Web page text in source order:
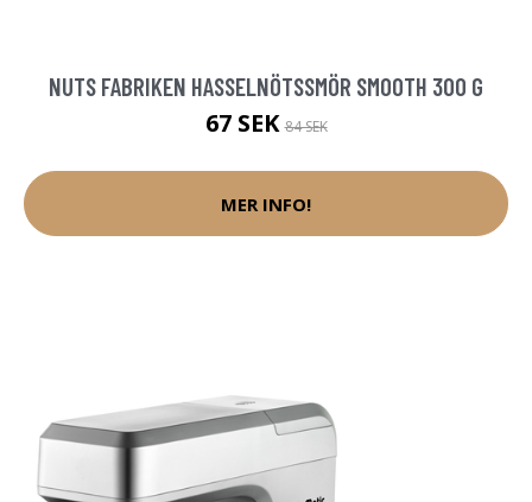
NUTS FABRIKEN HASSELNÖTSSMÖR SMOOTH 300 G
67 SEK84 SEK
MER INFO!